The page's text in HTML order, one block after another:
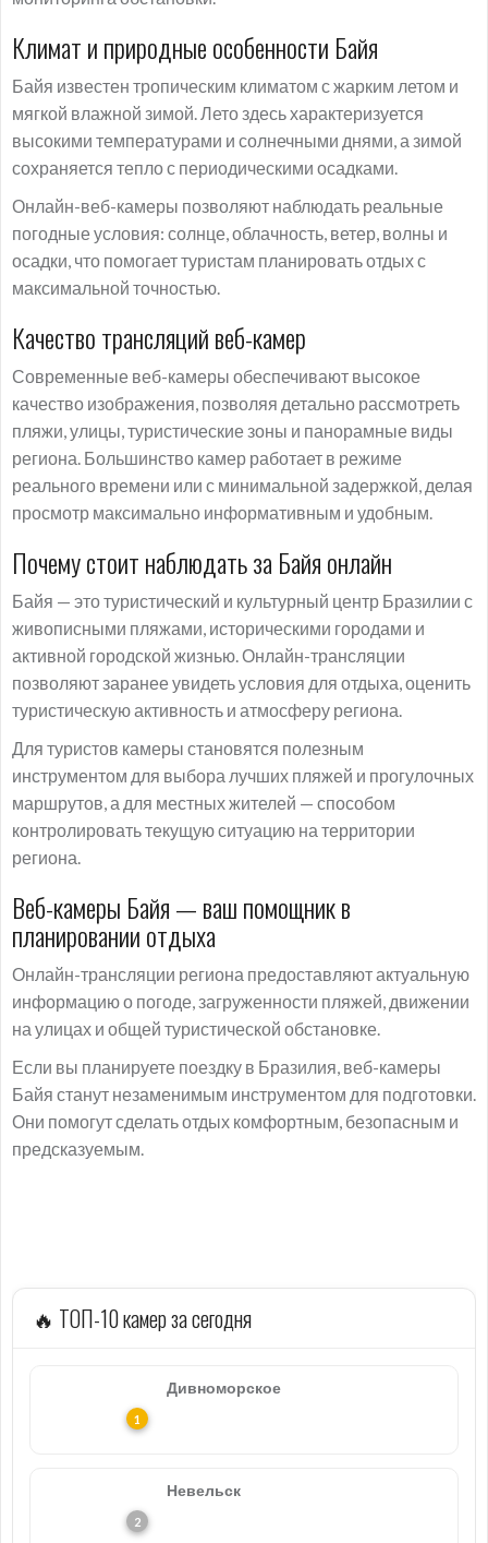
Климат и природные особенности Байя
Байя известен тропическим климатом с жарким летом и
мягкой влажной зимой. Лето здесь характеризуется
высокими температурами и солнечными днями, а зимой
сохраняется тепло с периодическими осадками.
Онлайн-веб-камеры позволяют наблюдать реальные
погодные условия: солнце, облачность, ветер, волны и
осадки, что помогает туристам планировать отдых с
максимальной точностью.
Качество трансляций веб-камер
Современные веб-камеры обеспечивают высокое
качество изображения, позволяя детально рассмотреть
пляжи, улицы, туристические зоны и панорамные виды
региона. Большинство камер работает в режиме
реального времени или с минимальной задержкой, делая
просмотр максимально информативным и удобным.
Почему стоит наблюдать за Байя онлайн
Байя — это туристический и культурный центр Бразилии с
живописными пляжами, историческими городами и
активной городской жизнью. Онлайн-трансляции
позволяют заранее увидеть условия для отдыха, оценить
туристическую активность и атмосферу региона.
Для туристов камеры становятся полезным
инструментом для выбора лучших пляжей и прогулочных
маршрутов, а для местных жителей — способом
контролировать текущую ситуацию на территории
региона.
Веб-камеры Байя — ваш помощник в
планировании отдыха
Онлайн-трансляции региона предоставляют актуальную
информацию о погоде, загруженности пляжей, движении
на улицах и общей туристической обстановке.
Если вы планируете поездку в Бразилия, веб-камеры
Байя станут незаменимым инструментом для подготовки.
Они помогут сделать отдых комфортным, безопасным и
предсказуемым.
🔥 ТОП-10 камер за сегодня
Дивноморское
Невельск